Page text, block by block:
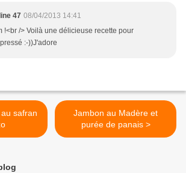
47 08/04/2013 14:41
!<br /> Voilà une délicieuse recette pour
:-))J'adore
Jambon au Madère et
purée de panais >